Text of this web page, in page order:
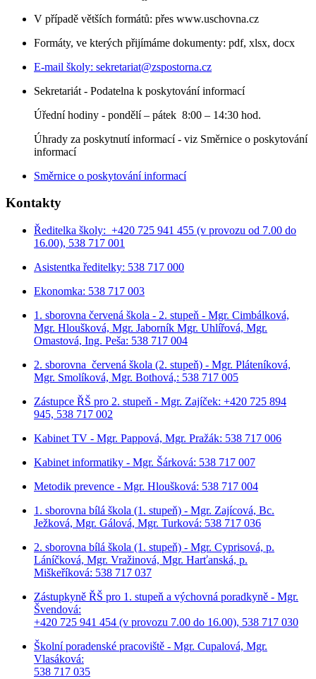
V případě větších formátů: přes www.uschovna.cz
Formáty, ve kterých přijímáme dokumenty: pdf, xlsx, docx
E-mail školy: sekretariat@zspostorna.cz
Sekretariát - Podatelna k poskytování informací
Úřední hodiny - pondělí – pátek 8:00 – 14:30 hod.
Úhrady za poskytnutí informací - viz Směrnice o poskytování
informací
Směrnice o poskytování informací
Kontakty
Ředitelka školy: +420 725 941 455 (v provozu od 7.00 do
16.00), 538 717 001
Asistentka ředitelky: 538 717 000
Ekonomka: 538 717 003
1. sborovna červená škola - 2. stupeň - Mgr. Cimbálková,
Mgr. Hloušková, Mgr. Jaborník Mgr. Uhlířová, Mgr.
Omastová, Ing. Peša: 538 717 004
2. sborovna červená škola (2. stupeň) - Mgr. Pláteníková,
Mgr. Smolíková, Mgr. Bothová,: 538 717 005
Zástupce ŘŠ pro 2. stupeň - Mgr. Zajíček: +420 725 894
945, 538 717 002
Kabinet TV - Mgr. Pappová, Mgr. Pražák: 538 717 006
Kabinet informatiky - Mgr. Šárková: 538 717 007
Metodik prevence - Mgr. Hloušková: 538 717 004
1. sborovna bílá škola (1. stupeň) - Mgr. Zajícová, Bc.
Ježková, Mgr. Gálová, Mgr. Turková: 538 717 036
2. sborovna bílá škola (1. stupeň) - Mgr. Cyprisová, p.
Láníčková, Mgr. Vražinová, Mgr. Harťanská, p.
Miškeříková: 538 717 037
Zástupkyně ŘŠ pro 1. stupeň a výchovná poradkyně - Mgr.
Švendová:
+420 725 941 454 (v provozu 7.00 do 16.00), 538 717 030
Školní poradenské pracoviště - Mgr. Cupalová, Mgr.
Vlasáková:
538 717 035